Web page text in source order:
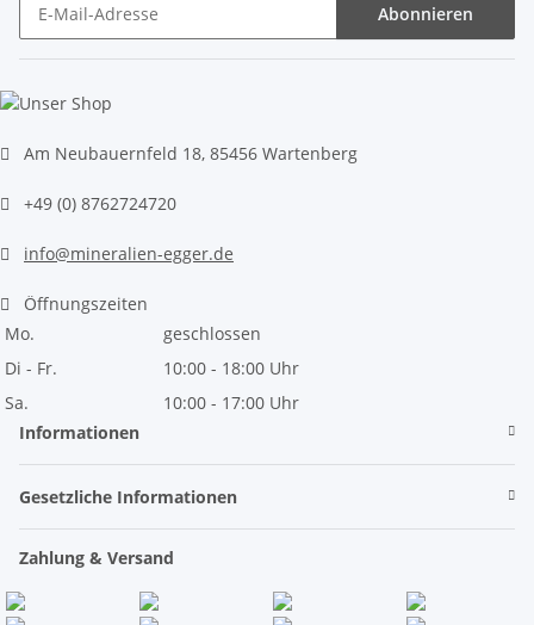
Abonnieren
Am Neubauernfeld 18, 85456 Wartenberg
+49 (0) 8762724720
info@mineralien-egger.de
Öffnungszeiten
Mo.
geschlossen
Di - Fr.
10:00 - 18:00 Uhr
Sa.
10:00 - 17:00 Uhr
Informationen
Gesetzliche Informationen
Zahlung & Versand